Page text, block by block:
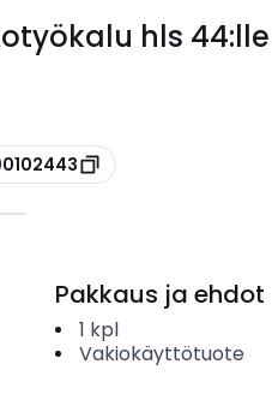
hls 44:lle
Pakkaus ja ehdot
1 kpl
Vakiokäyttötuote